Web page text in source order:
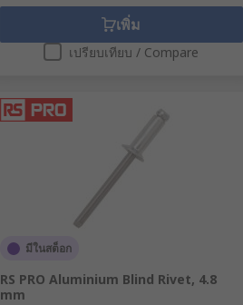
เพิ่ม
เปรียบเทียบ / Compare
มีในสต็อก
RS PRO Aluminium Blind Rivet, 4.8
mm